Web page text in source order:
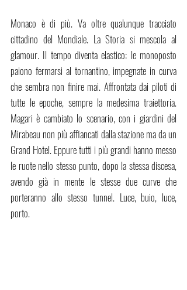
Monaco è di più. Va oltre qualunque tracciato
cittadino del Mondiale. La Storia si mescola al
glamour. Il tempo diventa elastico: le monoposto
paiono fermarsi al tornantino, impegnate in curva
che sembra non finire mai. Affrontata dai piloti di
tutte le epoche, sempre la medesima traiettoria.
Magari è cambiato lo scenario, con i giardini del
Mirabeau non più affiancati dalla stazione ma da un
Grand Hotel. Eppure tutti i più grandi hanno messo
le ruote nello stesso punto, dopo la stessa discesa,
avendo già in mente le stesse due curve che
porteranno allo stesso tunnel. Luce, buio, luce,
porto.